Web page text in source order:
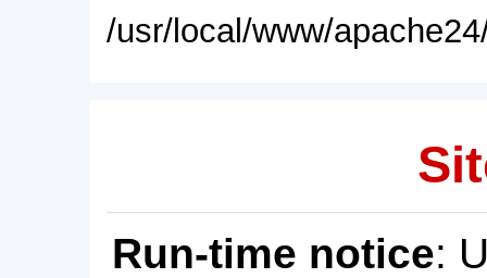
/usr/local/www/
Run-time notice: